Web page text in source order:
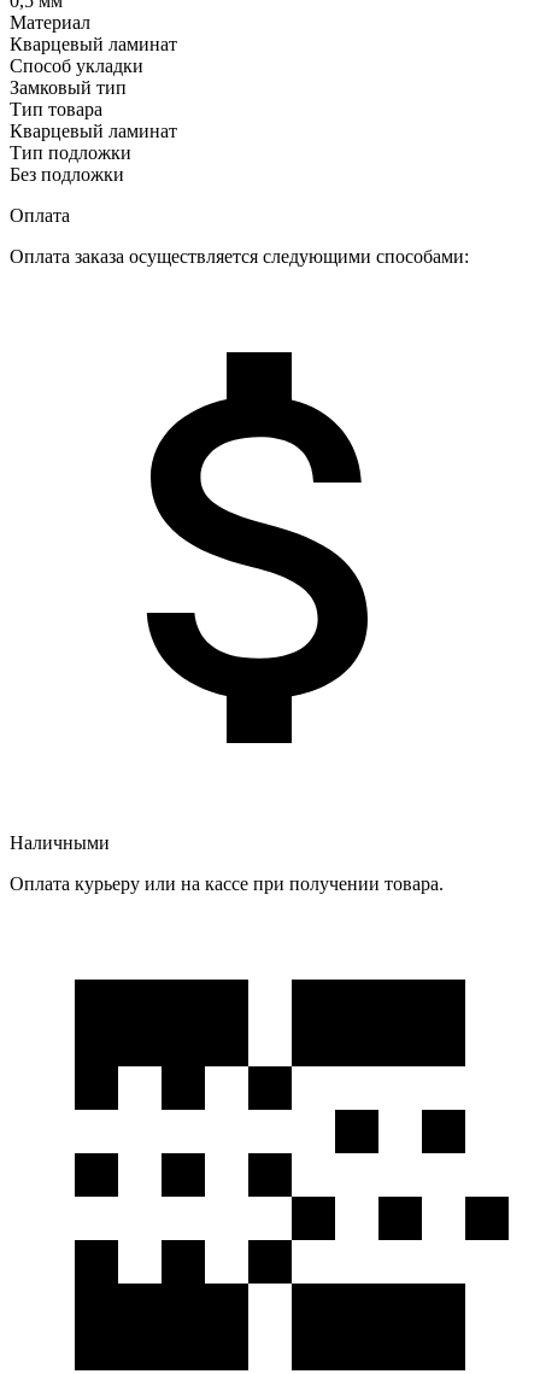
Материал
Кварцевый ламинат
Способ укладки
Замковый тип
Тип товара
Кварцевый ламинат
Тип подложки
Без подложки
Оплата
Оплата заказа осуществляется следующими способами:
Наличными
Оплата курьеру или на кассе при получении товара.